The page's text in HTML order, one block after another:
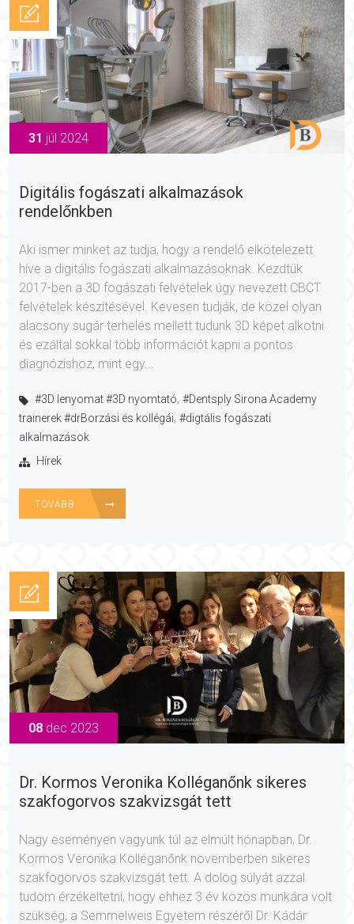
31 júl 2024
Digitális fogászati alkalmazások
rendelőnkben
Aki ismer minket az tudja, hogy a rendelő elkötelezett
híve a digitális fogászati alkalmazásoknak. Kezdtük
2017-ben a 3D fogászati felvételek úgy nevezett CBCT
felvételek készítésével. Kevesen tudják, de közel olyan
alacsony sugár terhelés mellett tudunk 3D képet alkotni
és ezáltal sokkal több információt kapni a pontos
diagnózishoz, mint egy...
#3D lenyomat #3D nyomtató,#Dentsply Sirona Academy
trainerek #drBorzási és kollégái,#digtális fogászati
alkalmazások
Hírek
TOVÁBB
08 dec 2023
Dr. Kormos Veronika Kolléganőnk sikeres
szakfogorvos szakvizsgát tett
Nagy eseményen vagyunk túl az elmúlt hónapban, Dr.
Kormos Veronika Kolléganőnk novemberben sikeres
szakfogorvos szakvizsgát tett. A dolog súlyát azzal
tudom érzékeltetni, hogy ehhez 3 év közös munkára volt
szükség, a Semmelweis Egyetem részéről Dr. Kádár